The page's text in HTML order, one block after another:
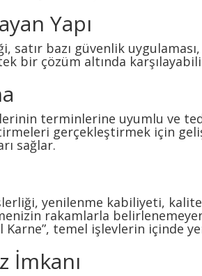
Yapı
satır bazı güvenlik
bir çözüm altında
terminlerine uyumlu ve
gerçekleştirmek için
sağlar.
yenilenme kabiliyeti, kalite,
rakamlarla
temel işlevlerin içinde
İmkanı